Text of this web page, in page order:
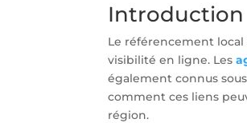
Introduction
Le référencement
visibilité en ligne. Les
également connus
comment ces liens
région.